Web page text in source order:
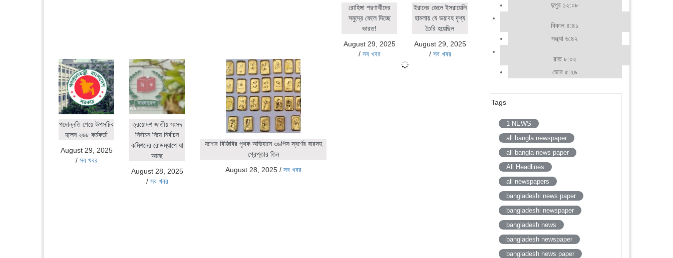
রোহিঙ্গা শরণার্থীদের
সমুদ্রে ফেলে দিচ্ছে
ভারত!
August 29, 2025
/ সব খবর
ইরানের জেলে ইসরায়েলি
হামলায় যে ভয়াবহ দৃশ্য
তৈরি হয়েছিল
August 29, 2025
/ সব খবর
পদোন্নতি পেয়ে উপসচিব
হলেন ২৬৮ কর্মকর্তা
August 29, 2025
/ সব খবর
ত্রয়োদশ জাতীয় সংসদ
নির্বাচন নিয়ে নির্বাচন
কমিশনের রোডম্যাপে যা
আছে
August 28, 2025
/ সব খবর
যশোর বিজিবির পৃথক অভিযানে ৩৬পিস স্বর্ণের বারসহ
গ্রেপ্তার তিন
August 28, 2025/ সব খবর
দুপুর ১২:০৮
বিকাল ৪:৪১
সন্ধ্যা ৬:৪২
রাত ৮:০২
ভোর ৫:২৯
Tags
1 NEWS
all bangla newspaper
all bangla news paper
All Headlines
all newspapers
bangladeshi news paper
bangladeshi newspaper
bangladesh news
bangladesh newspaper
bangladesh news paper